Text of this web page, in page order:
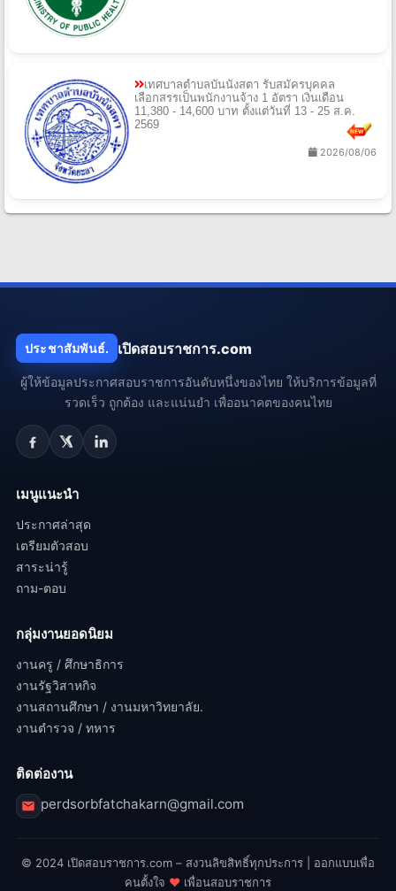
เทศบาลตําบลบันนังสตา รับสมัครบุคคล
เลือกสรรเป็นพนักงานจ้าง 1 อัตรา เงินเดือน
11,380 - 14,600 บาท ตั้งแต่วันที่ 13 - 25 ส.ค.
2569
2026/08/06
ประชาสัมพันธ์. เปิดสอบราชการ.com
ผู้ให้ข้อมูลประกาศสอบราชการอันดับหนึ่งของไทย ให้บริการข้อมูลที่
รวดเร็ว ถูกต้อง และแน่นยำ เพื่ออนาคตของคนไทย
เมนูแนะนำ
ประกาศล่าสุด
เตรียมตัวสอบ
สาระน่ารู้
ถาม-ตอบ
กลุ่มงานยอดนิยม
งานครู / ศึกษาธิการ
งานรัฐวิสาหกิจ
งานสถานศึกษา / งานมหาวิทยาลัย.
งานตำรวจ / ทหาร
ติดต่องาน
perdsorbfatchakarn@gmail.com
© 2024 เปิดสอบราชการ.com – สงวนลิขสิทธิ์ทุกประการ | ออกแบบเพื่อ
คนตั้งใจ ♥ เพื่อนสอบราชการ